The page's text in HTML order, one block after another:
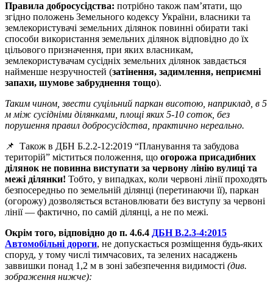
Правила добросусідства: потрібно також пам’ятати, що
згідно положень Земельного кодексу України, власники та
землекористувачі земельних ділянок повинні обирати такі
способи використання земельних ділянок відповідно до їх
цільового призначення, при яких власникам,
землекористувачам сусідніх земельних ділянок завдається
найменше незручностей (затінення, задимлення, неприємні
запахи, шумове забруднення тощо).
Таким чином, звести суцільний паркан висотою, наприклад, в 5
м між сусідніми ділянками, площі яких 5-10 соток, без
порушення правил добросусідства, практично нереально.
📌 Також в ДБН Б.2.2-12:2019 “Планування та забудова
територій” міститься положення, що огорожа присадибних
ділянок не повинна виступати за червону лінію вулиці та
межі ділянки! Тобто, у випадках, коли червоні лінії проходять
безпосередньо по земельній ділянці (перетинаючи її), паркан
(огорожу) дозволяється встановлювати без виступу за червоні
лінії — фактично, по самій ділянці, а не по межі.
Окрім того, відповідно до п. 4.6.4 ДБН В.2.3-4:2015
Автомобільні дороги, не допускається розміщення будь-яких
споруд, у тому числі тимчасових, та зелених насаджень
заввишки понад 1,2 м в зоні забезпечення видимості (див.
зображення нижче):